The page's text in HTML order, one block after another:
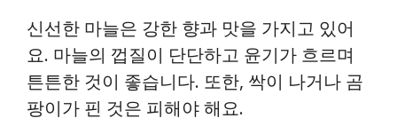
신선한 마늘은 강한 향과 맛을 가지고 있어
요. 마늘의 껍질이 단단하고 윤기가 흐르며
튼튼한 것이 좋습니다. 또한, 싹이 나거나 곰
팡이가 핀 것은 피해야 해요.